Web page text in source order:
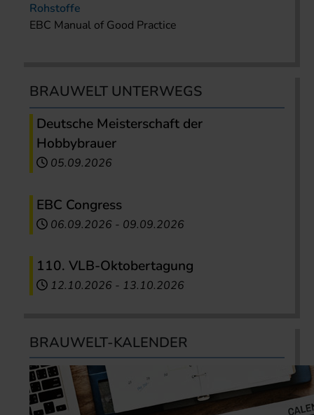
Rohstoffe
EBC Manual of Good Practice
BRAUWELT UNTERWEGS
Deutsche Meisterschaft der
Hobbybrauer
05.09.2026
EBC Congress
06.09.2026 - 09.09.2026
110. VLB-Oktobertagung
12.10.2026 - 13.10.2026
BRAUWELT-KALENDER